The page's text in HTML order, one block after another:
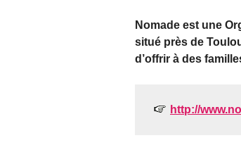
Nomade est une
situé près de
d’offrir à des
http://